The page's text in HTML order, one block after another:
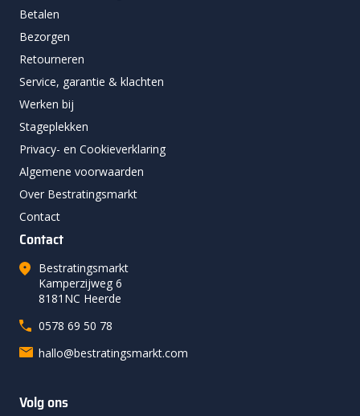
Betalen
Bezorgen
Retourneren
Service, garantie & klachten
Werken bij
Stageplekken
Privacy- en Cookieverklaring
Algemene voorwaarden
Over Bestratingsmarkt
Contact
Contact
Bestratingsmarkt
Kamperzijweg 6
8181NC Heerde
0578 69 50 78
hallo@bestratingsmarkt.com
Volg ons